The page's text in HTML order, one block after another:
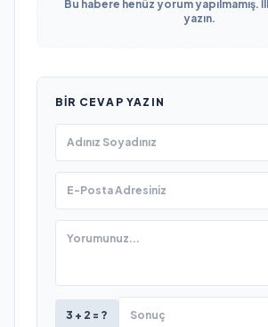
Bu habere henüz yorum yapılmamış.
yazın.
BIR CEVAP YAZIN
3 + 2 = ?